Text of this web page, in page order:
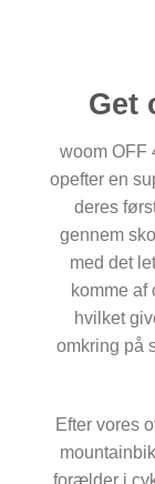
Get
woom OFF
opefter en
deres
gennem
med det
komme af
hvilket
omkring på
Efter vores
forælder i